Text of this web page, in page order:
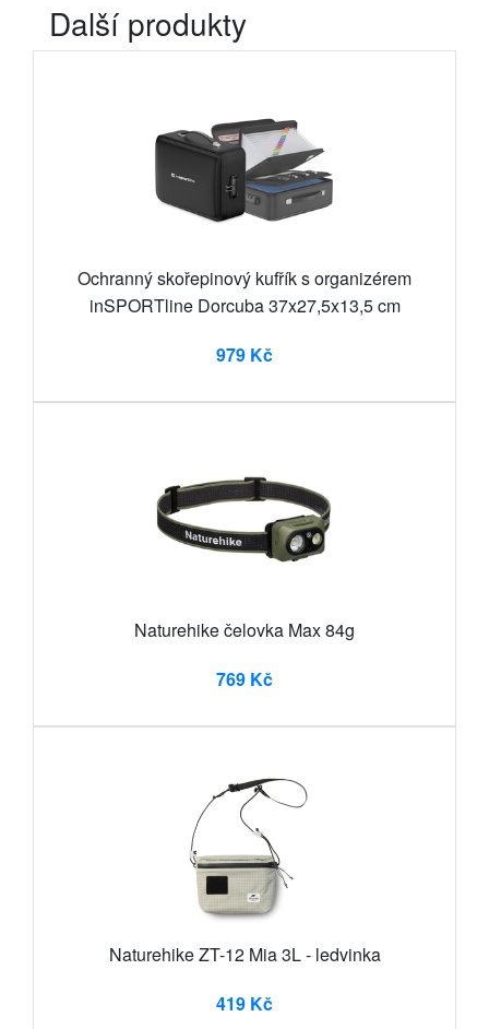
Další produkty
Ochranný skořepinový kufřík s organizérem
inSPORTline Dorcuba 37x27,5x13,5 cm
979 Kč
Naturehike čelovka Max 84g
769 Kč
Naturehike ZT-12 Mia 3L - ledvinka
419 Kč